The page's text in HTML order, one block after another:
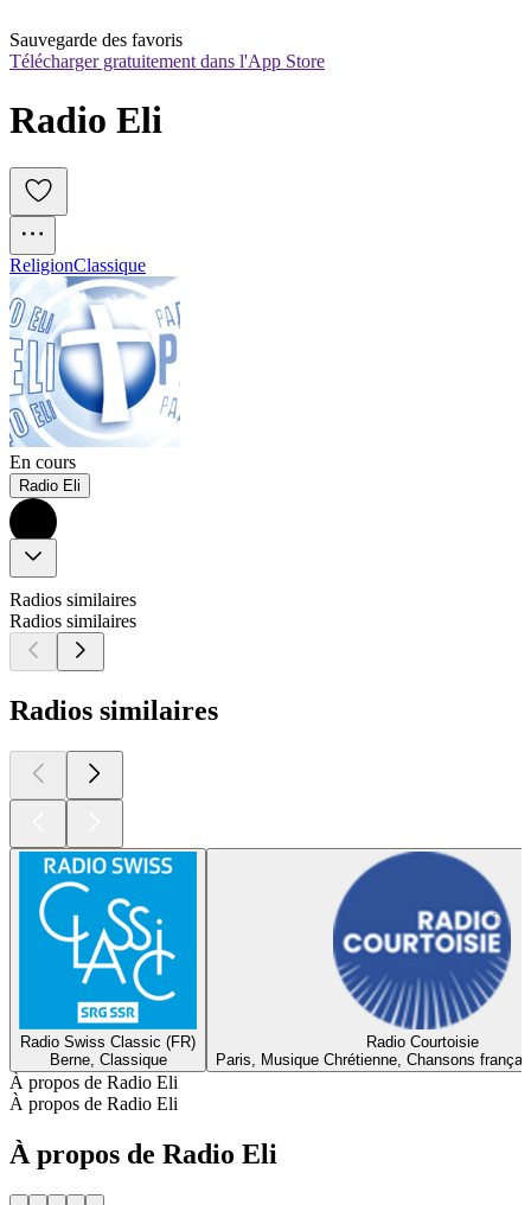
Sauvegarde des favoris
Télécharger gratuitement dans l'App Store
Radio Eli
ReligionClassique
En cours
Radio Eli
Radios similaires
Radios similaires
Radios similaires
Radio Swiss Classic (FR)
Berne, Classique
Radio Courtoisie
Paris, Musique Chrétienne, Chansons
À propos de Radio Eli
À propos de Radio Eli
À propos de Radio Eli